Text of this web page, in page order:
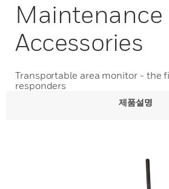
Maintenance
Accessories
Transportable area monitor - the
responders
제품설명